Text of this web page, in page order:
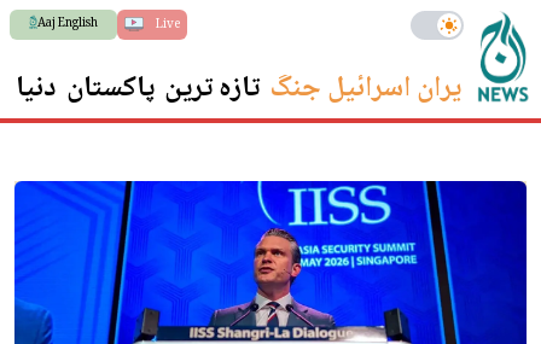
Live
Aaj English
ایران اسرائیل جنگ تازہ ترین پاکستان دنیا